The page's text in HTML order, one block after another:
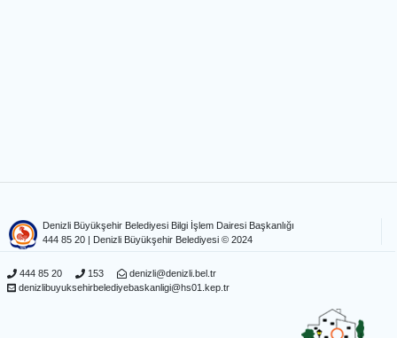
Denizli Büyükşehir Belediyesi Bilgi İşlem Dairesi Başkanlığı
444 85 20
| Denizli Büyükşehir Belediyesi © 2024
444 85 20 153
denizli@denizli.bel.tr
denizlibuyuksehirbelediyebaskanligi@hs01.kep.tr